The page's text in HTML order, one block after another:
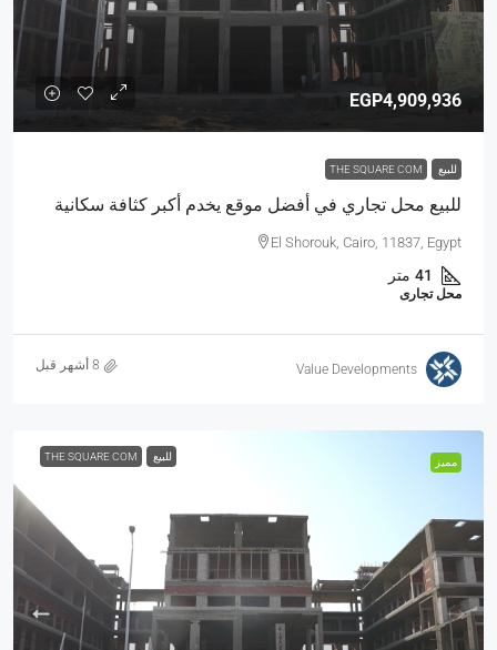
EGP4,909,936
للبيع THE SQUARE COM
للبيع محل تجاري في أفضل موقع يخدم أكبر كثافة سكانية
El Shorouk, Cairo, 11837, Egypt
41 متر
محل تجارى
Value Developments
مميز للبيع THE SQUARE COM